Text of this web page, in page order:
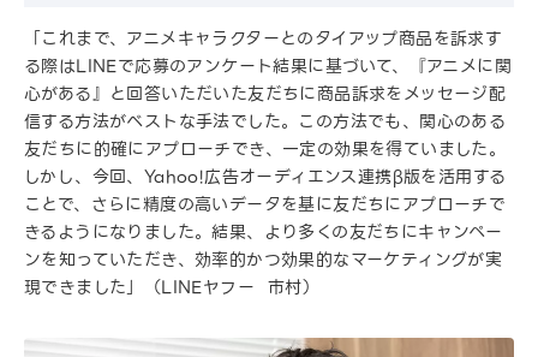
「これまで、アニメキャラクターとのタイアップ商品を訴求す
る際はLINEで応募のアンケート結果に基づいて、『アニメに関
心がある』と回答いただいた友だちに商品訴求をメッセージ配
信する方法がベストな手法でした。この方法でも、関心のある
友だちに的確にアプローチでき、一定の効果を得ていました。
しかし、今回、Yahoo!広告オーディエンス連携β版を活用する
ことで、さらに精度の高いデータを基に友だちにアプローチで
きるようになりました。結果、より多くの友だちにキャンペー
ンを知っていただき、効率的かつ効果的なマーケティングが実
現できました」（LINEヤフー 市村）